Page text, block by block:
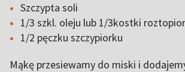
Szczypta soli
1/3 szkl. oleju lub 1/3kostki
1/2 pęczku szczypiorku
Mąkę przesiewamy do miski i